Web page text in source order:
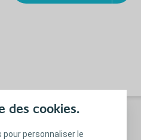
des cookies.
personnaliser le
courants